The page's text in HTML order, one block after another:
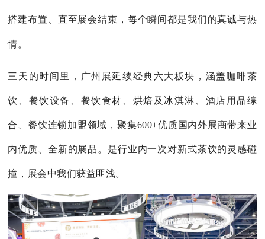
搭建布置、直至展会结束，每个瞬间都是我们的真诚与热
情。
三天的时间里， 广州展延续经典六大板块，涵盖咖啡茶
饮、餐饮设备、餐饮食材、烘焙及冰淇淋、酒店用品综
合、餐饮连锁加盟领域，聚集600+优质国内外展商带来业
内优质、全新的展品。是行业内一次对新式茶饮的灵感碰
撞，展会中我们获益匪浅。